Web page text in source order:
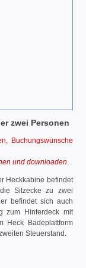
zwei Personen
Buchungswünsche
und downloaden.
Heckkabine befindet
Sitzecke zu zwei
befindet sich auch
zum Hinterdeck mit
Heck Badeplattform
Steuerstand.